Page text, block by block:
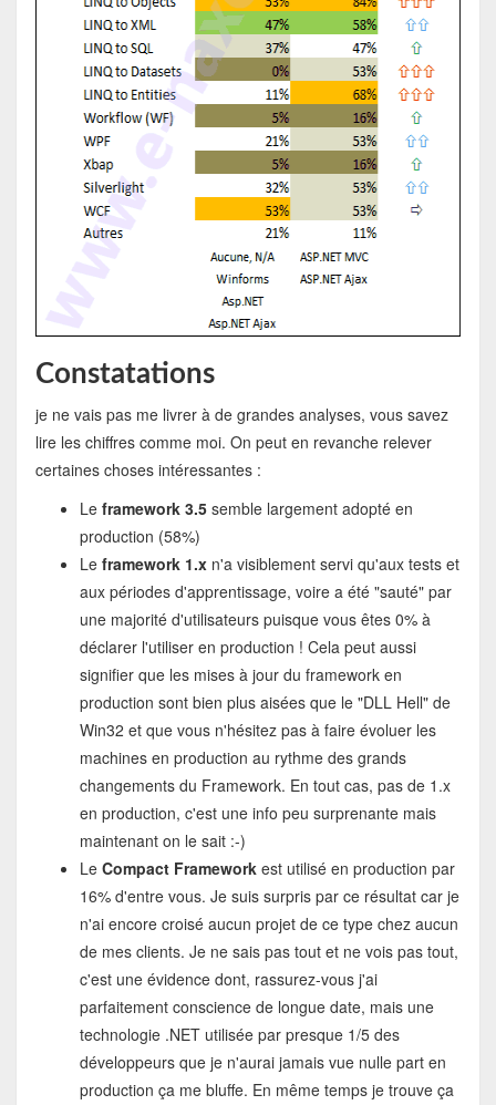
Constatations
je ne vais pas me livrer à de grandes analyses, vous savez
lire les chiffres comme moi. On peut en revanche relever
certaines choses intéressantes :
Le framework 3.5semble largement adopté en
production (58%)
Le framework 1.xn'a visiblement servi qu'aux tests et
aux périodes d'apprentissage, voire a été "sauté" par
une majorité d'utilisateurs puisque vous êtes 0% à
déclarer l'utiliser en production ! Cela peut aussi
signifier que les mises à jour du framework en
production sont bien plus aisées que le "DLL Hell" de
Win32 et que vous n'hésitez pas à faire évoluer les
machines en production au rythme des grands
changements du Framework. En tout cas, pas de 1.x
en production, c'est une info peu surprenante mais
maintenant on le sait :-)
Le Compact Frameworkest utilisé en production par
16% d'entre vous. Je suis surpris par ce résultat car je
n'ai encore croisé aucun projet de ce type chez aucun
de mes clients. Je ne sais pas tout et ne vois pas tout,
c'est une évidence dont, rassurez-vous j'ai
parfaitement conscience de longue date, mais une
technologie .NET utilisée par presque 1/5 des
développeurs que je n'aurai jamais vue nulle part en
production ça me bluffe. En même temps je trouve ça